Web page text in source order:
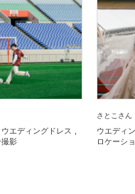
ウエディングドレス
撮影
さとこさん
ウエディ
ロケーシ